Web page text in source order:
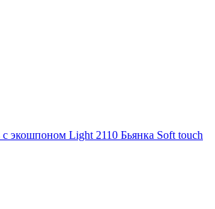
экошпоном Light 2110 Бьянка Soft touch